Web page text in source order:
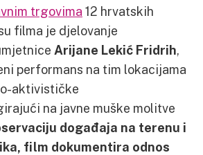
trgovima 12 hrvatskih
filma je djelovanje
Arijane Lekić Fridrih,
performans na tim lokacijama
aktivističke
na javne muške molitve
događaja na terenu i
film dokumentira odnos